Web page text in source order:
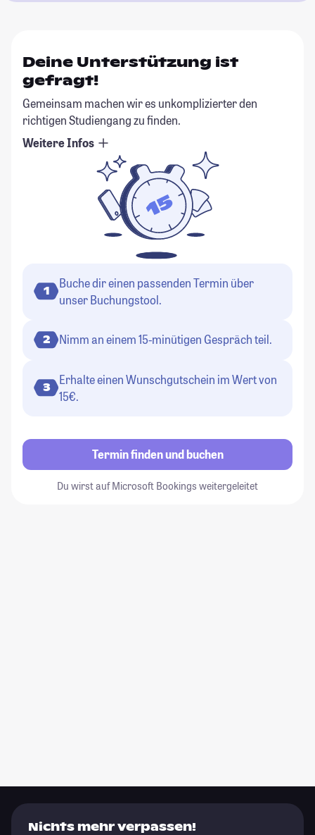
Deine Unterstützung ist
gefragt!
Gemeinsam machen wir es unkomplizierter den
richtigen Studiengang zu finden.
Weitere Infos
1
Buche dir einen passenden Termin über
unser Buchungstool.
2 Nimm an einem 15-minütigen Gespräch teil.
3
Erhalte einen Wunschgutschein im Wert von
15€.
Termin finden und buchen
Du wirst auf Microsoft Bookings weitergeleitet
Nichts mehr verpassen!